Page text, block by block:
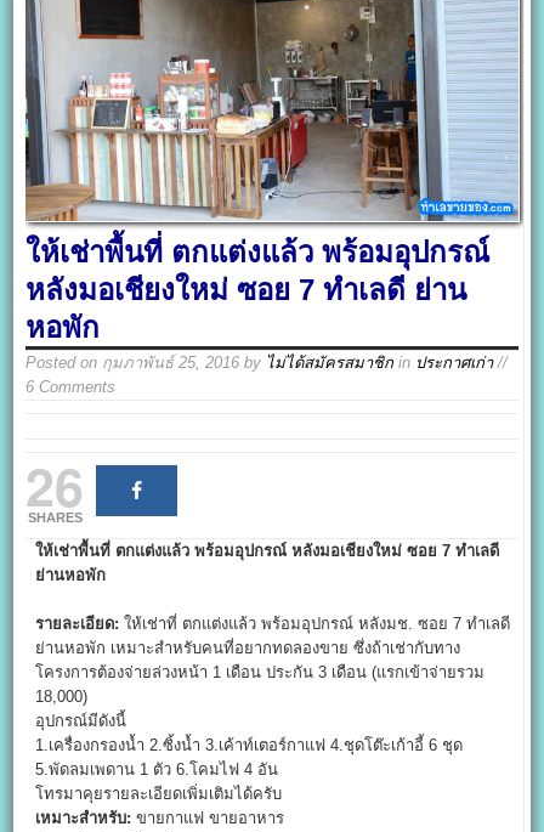
ให้เช่าพื้นที่ ตกแต่งแล้ว พร้อมอุปกรณ์
หลังมอเชียงใหม่ ซอย 7 ทำเลดี ย่าน
หอพัก
Posted on กุมภาพันธ์ 25, 2016 by ไม่ได้สมัครสมาชิก in ประกาศเก่า//
6 Comments
26
SHARES
ให้เช่าพื้นที่ ตกแต่งแล้ว พร้อมอุปกรณ์ หลังมอเชียงใหม่ ซอย 7 ทำเลดี
ย่านหอพัก
รายละเอียด: ให้เช่าที่ ตกแต่งแล้ว พร้อมอุปกรณ์ หลังมช. ซอย 7 ทำเลดี
ย่านหอพัก เหมาะสำหรับคนที่อยากทดลองขาย ซึ่งถ้าเช่ากับทาง
โครงการต้องจ่ายล่วงหน้า 1 เดือน ประกัน 3 เดือน (แรกเข้าจ่ายรวม
18,000)
อุปกรณ์มีดังนี้
1.เครื่องกรองน้ำ 2.ซิ้งน้ำ 3.เค้าท์เตอร์กาแฟ 4.ชุดโต๊ะเก้าอี้ 6 ชุด
5.พัดลมเพดาน 1 ตัว 6.โคมไฟ 4 อัน
โทรมาคุยรายละเอียดเพิ่มเติมได้ครับ
เหมาะสำหรับ: ขายกาแฟ ขายอาหาร